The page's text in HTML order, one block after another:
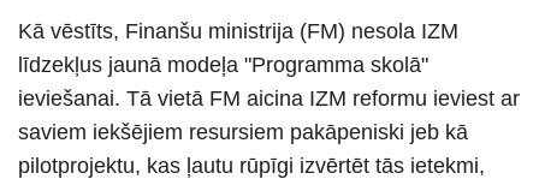
Kā vēstīts, Finanšu ministrija (FM) nesola IZM
līdzekļus jaunā modeļa "Programma skolā"
ieviešanai. Tā vietā FM aicina IZM reformu ieviest ar
saviem iekšējiem resursiem pakāpeniski jeb kā
pilotprojektu, kas ļautu rūpīgi izvērtēt tās ietekmi,